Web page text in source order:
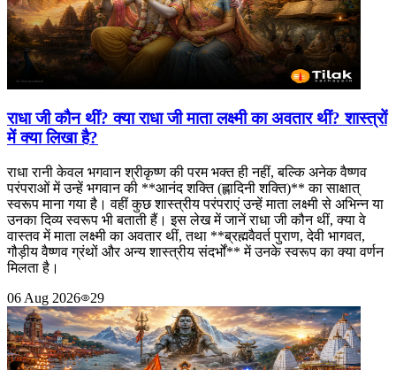
राधा जी कौन थीं? क्या राधा जी माता लक्ष्मी का अवतार थीं? शास्त्रों
में क्या लिखा है?
राधा रानी केवल भगवान श्रीकृष्ण की परम भक्त ही नहीं, बल्कि अनेक वैष्णव
परंपराओं में उन्हें भगवान की **आनंद शक्ति (ह्लादिनी शक्ति)** का साक्षात्
स्वरूप माना गया है। वहीं कुछ शास्त्रीय परंपराएं उन्हें माता लक्ष्मी से अभिन्न या
उनका दिव्य स्वरूप भी बताती हैं। इस लेख में जानें राधा जी कौन थीं, क्या वे
वास्तव में माता लक्ष्मी का अवतार थीं, तथा **ब्रह्मवैवर्त पुराण, देवी भागवत,
गौड़ीय वैष्णव ग्रंथों और अन्य शास्त्रीय संदर्भों** में उनके स्वरूप का क्या वर्णन
मिलता है।
06 Aug 2026
29